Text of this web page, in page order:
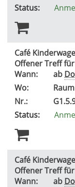
Status:
Café
Offener Treff
Wann:
ab
Wo:
Nr.:
Status:
Café
Offener Treff
Wann:
ab